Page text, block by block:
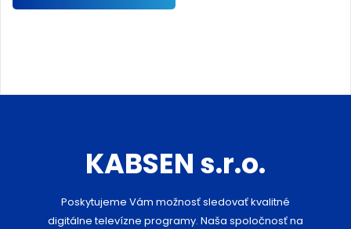
KABSEN s.r.o.
Poskytujeme Vám možnosť sledovať kvalitné
digitálne televízne programy. Naša spoločnosť na